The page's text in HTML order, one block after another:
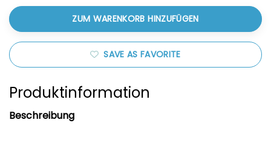
ZUM WARENKORB HINZUFÜGEN
SAVE AS FAVORITE
Produktinformation
Beschreibung